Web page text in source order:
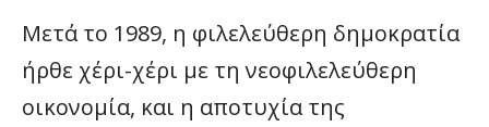
Μετά το 1989, η φιλελεύθερη δημοκρατία
ήρθε χέρι-χέρι με τη νεοφιλελεύθερη
οικονομία, και η αποτυχία της